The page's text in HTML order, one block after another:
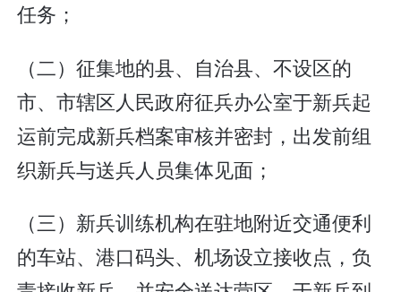
任务；
（二）征集地的县、自治县、不设区的
市、市辖区人民政府征兵办公室于新兵起
运前完成新兵档案审核并密封，出发前组
织新兵与送兵人员集体见面；
（三）新兵训练机构在驻地附近交通便利
的车站、港口码头、机场设立接收点，负